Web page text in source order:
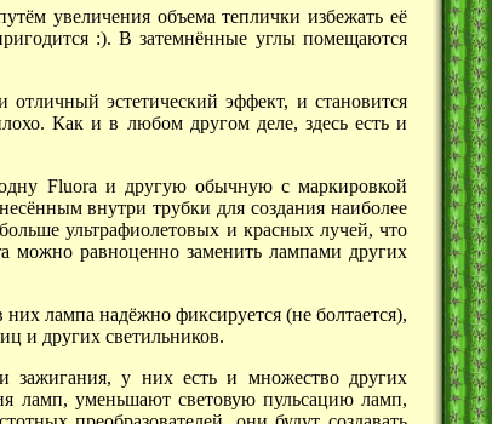
увеличения объема теплички избежать её
:). В затемнённые углы помещаются
эстетический эффект, и становится
Как и в любом другом деле, здесь есть и
Fluora и другую обычную с маркировкой
внутри трубки для создания наиболее
ультрафиолетовых и красных лучей, что
можно равноценно заменить лампами других
лампа надёжно фиксируется (не болтается),
и других светильников.
зажигания, у них есть и множество других
ламп, уменьшают световую пульсацию ламп,